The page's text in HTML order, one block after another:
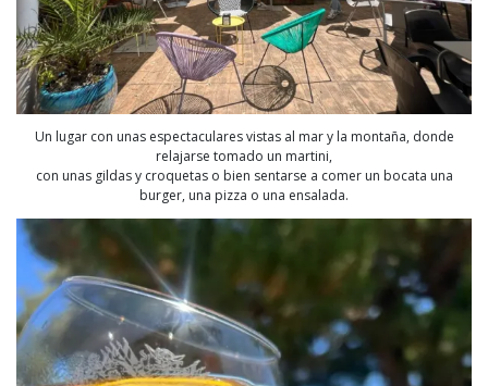
Un lugar con unas espectaculares vistas al mar y la montaña, donde
relajarse tomado un martini,
con unas gildas y croquetas o bien sentarse a comer un bocata una
burger, una pizza o una ensalada.